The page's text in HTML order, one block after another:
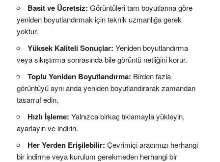
Basit ve Ücretsiz: Görüntüleri tam boyutlarına göre
yeniden boyutlandırmak için teknik uzmanlığa gerek
yoktur.
Yüksek Kaliteli Sonuçlar: Yeniden boyutlandırma
veya sıkıştırma sonrasında bile görüntü netliğini korur.
Toplu Yeniden Boyutlandırma: Birden fazla
görüntüyü aynı anda yeniden boyutlandırarak zamandan
tasarruf edin.
Hızlı İşleme: Yalnızca birkaç tıklamayla yükleyin,
ayarlayın ve indirin.
Her Yerden Erişilebilir: Çevrimiçi aracımızı herhangi
bir indirme veya kurulum gerekmeden herhangi bir